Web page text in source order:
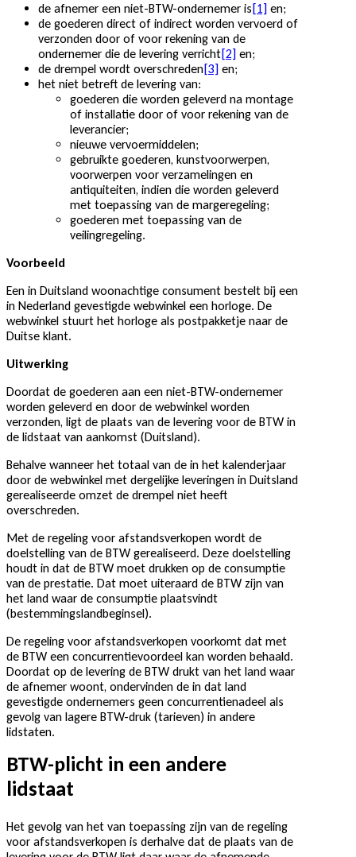
de afnemer een niet-BTW-ondernemer is [1] en;
de goederen direct of indirect worden vervoerd of
verzonden door of voor rekening van de
ondernemer die de levering verricht[2] en;
de drempel wordt overschreden[3] en;
het niet betreft de levering van:
goederen die worden geleverd na montage
of installatie door of voor rekening van de
leverancier;
nieuwe vervoermiddelen;
gebruikte goederen, kunstvoorwerpen,
voorwerpen voor verzamelingen en
antiquiteiten, indien die worden geleverd
met toepassing van de margeregeling;
goederen met toepassing van de
veilingregeling.
Voorbeeld
Een in Duitsland woonachtige consument bestelt bij een
in Nederland gevestigde webwinkel een horloge. De
webwinkel stuurt het horloge als postpakketje naar de
Duitse klant.
Uitwerking
Doordat de goederen aan een niet-BTW-ondernemer
worden geleverd en door de webwinkel worden
verzonden, ligt de plaats van de levering voor de BTW in
de lidstaat van aankomst (Duitsland).
Behalve wanneer het totaal van de in het kalenderjaar
door de webwinkel met dergelijke leveringen in Duitsland
gerealiseerde omzet de drempel niet heeft
overschreden.
Met de regeling voor afstandsverkopen wordt de
doelstelling van de BTW gerealiseerd. Deze doelstelling
houdt in dat de BTW moet drukken op de consumptie
van de prestatie. Dat moet uiteraard de BTW zijn van
het land waar de consumptie plaatsvindt
(bestemmingslandbeginsel).
De regeling voor afstandsverkopen voorkomt dat met
de BTW een concurrentievoordeel kan worden behaald.
Doordat op de levering de BTW drukt van het land waar
de afnemer woont, ondervinden de in dat land
gevestigde ondernemers geen concurrentienadeel als
gevolg van lagere BTW-druk (tarieven) in andere
lidstaten.
BTW-plicht in een andere
lidstaat
Het gevolg van het van toepassing zijn van de regeling
voor afstandsverkopen is derhalve dat de plaats van de